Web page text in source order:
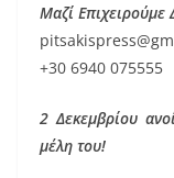
Μαζί Επιχειρούμε
+30 6940 075555
2 Δεκεμβρίου
μέλη του!